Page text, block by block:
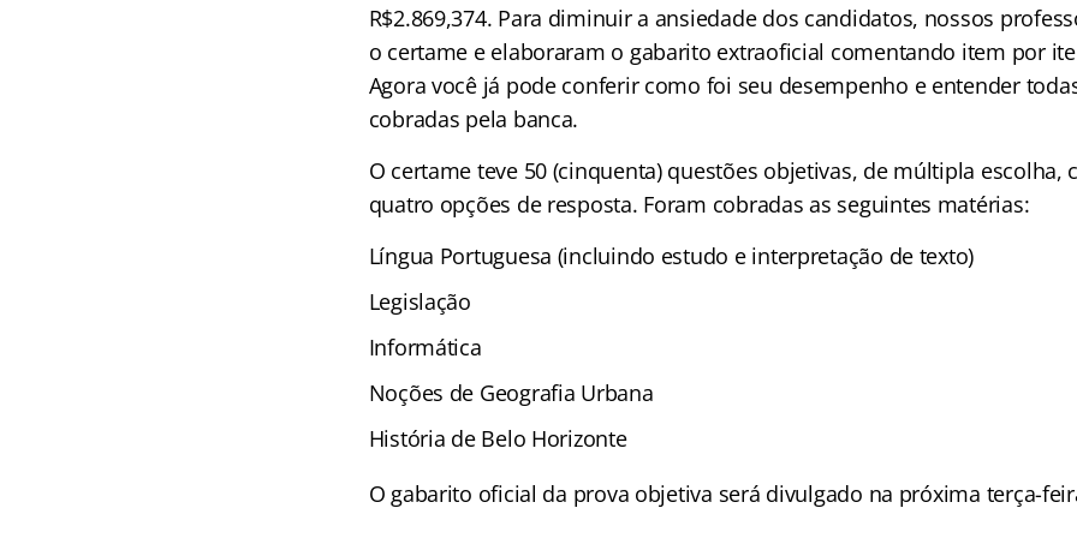
R$2.869,374. Para diminuir a ansiedade dos candidatos, nossos
o certame e elaboraram o gabarito extraoficial comentando item por
Agora você já pode conferir como foi seu desempenho e entender
cobradas pela banca.
O certame teve 50 (cinquenta) questões objetivas, de múltipla escolha,
quatro opções de resposta. Foram cobradas as seguintes matérias:
Língua Portuguesa (incluindo estudo e interpretação de texto)
Legislação
Informática
Noções de Geografia Urbana
História de Belo Horizonte
O gabarito oficial da prova objetiva será divulgado na próxima terça-